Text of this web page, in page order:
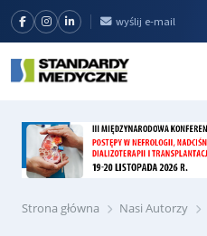
wyślij e-mail
Strona główna Nasi Autorzy